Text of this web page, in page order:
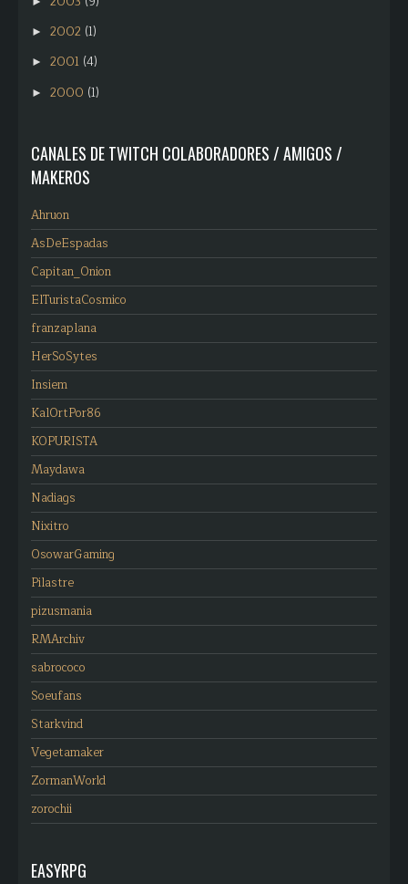
► 2002 (1)
► 2001 (4)
► 2000 (1)
CANALES DE TWITCH COLABORADORES / AMIGOS /
MAKEROS
Ahruon
AsDeEspadas
Capitan_Onion
ElTuristaCosmico
franzaplana
HerSoSytes
Insiem
KalOrtPor86
KOPURISTA
Maydawa
Nadiags
Nixitro
OsowarGaming
Pilastre
pizusmania
RMArchiv
sabrococo
Soeufans
Starkvind
Vegetamaker
ZormanWorld
zorochii
EASYRPG